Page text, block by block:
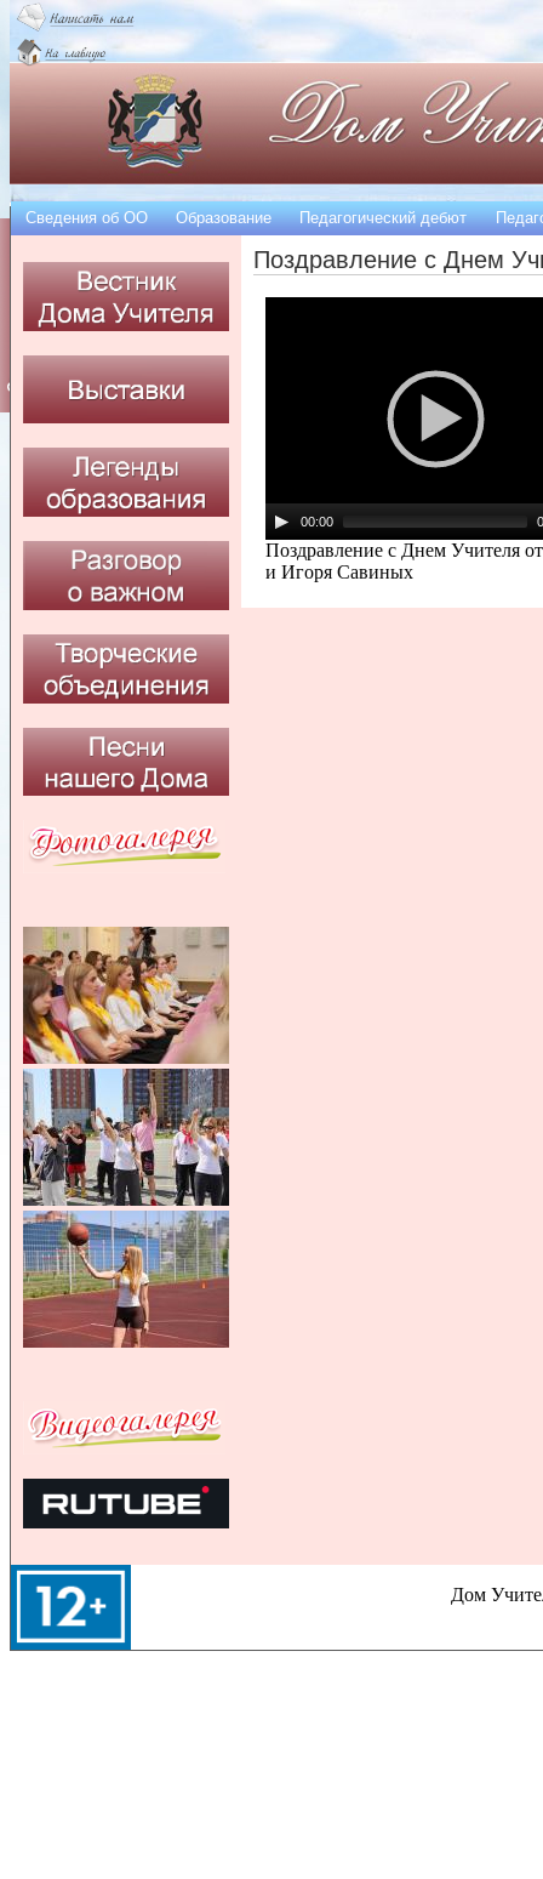
Поздравление с Днем
00:00
Поздравление с Днем Учителя
и Игоря Савиных
Сведения об OO Образование Педагогический дебют
Дом